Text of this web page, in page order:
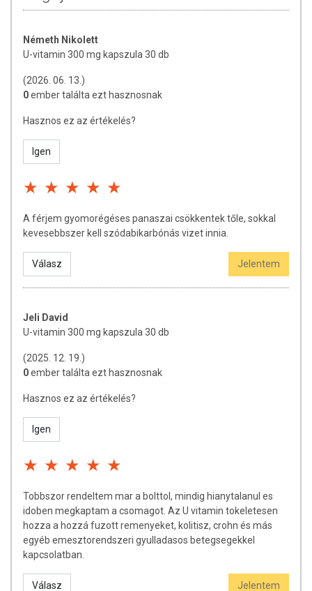
ÖSSZETEVŐK
TOVÁBBI TUDNIVALÓK
Nettó tömeg:11,7 g / 30 db kapszula
Minőségét megőrzi:
időpontot.
Tárolás:
Száraz, hűvös helyen, gyermekektől elzárva
Forgalmazó:TAWELLCO Bt.
A termék nem helyettesíti a kiegyensúlyozott, vegyes étrendet és
A termék nem az orvosi kezelés helyettesítésére alkalmas!
ajánlott napi fogyasztási mennyiséget ne lépje túl! Ne szedje a
készítményt, ha az összetevők bármelyikére érzékeny vagy
Németh Nikolett
U-vitamin 300 mg kapszula 30 db
(2026. 06. 13.)
0ember találta ezt hasznosnak
Hasznos ez az értékelés?
Igen
A férjem gyomorégéses panaszai csökkentek tőle, sokkal
kevesebbszer kell szódabikarbónás vizet innia.
Válasz Jelentem
Jeli David
U-vitamin 300 mg kapszula 30 db
(2025. 12. 19.)
0ember találta ezt hasznosnak
Hasznos ez az értékelés?
Igen
Tobbszor rendeltem mar a bolttol, mindig hianytalanul es
idoben megkaptam a csomagot. Az U vitamin tokeletesen
hozza a hozzá fuzott remenyeket, kolitisz, crohn és más
egyéb emesztorendszeri gyulladasos betegsegekkel
kapcsolatban.
Válasz Jelentem